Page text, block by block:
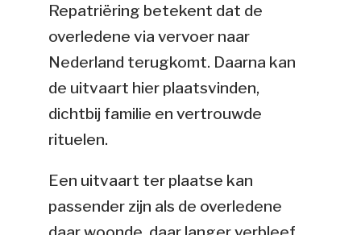
Repatriëring betekent dat de
overledene via vervoer naar
Nederland terugkomt. Daarna kan
de uitvaart hier plaatsvinden,
dichtbij familie en vertrouwde
rituelen.
Een uitvaart ter plaatse kan
passender zijn als de overledene